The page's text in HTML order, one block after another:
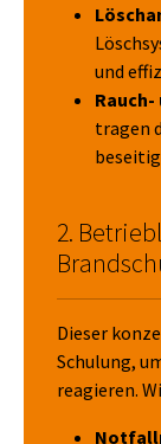
und
tragen
2.
Dieser
Schulung,
reagieren.